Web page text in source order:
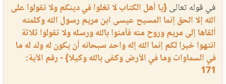
في قوله تعالى{يا أهل الكتاب لا تغلوا في دينكم ولا تقولوا على
الله إلا الحق إنما المسيح عيسى ابن مريم رسول الله وكلمته
ألقاها إلى مريم وروح منه فآمنوا بالله ورسله ولا تقولوا ثلاثة
انتهوا خيرا لكم إنما الله إله واحد سبحانه أن يكون له ولد له ما
في السماوات وما في الأرض وكفى بالله وكيلا} - رقم الآية:
171